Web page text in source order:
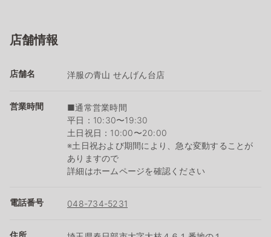
店舗情報
店舗名 洋服の青山 せんげん台店
営業時間
■通常営業時間
平日：10:30〜19:30
土日祝日：10:00〜20:00
※土日祝および期間により、急な変動することが
ありますので
詳細はホームページを確認ください
電話番号 048-734-5231
住所